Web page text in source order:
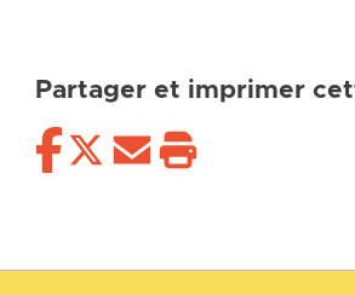
Partager et imprimer